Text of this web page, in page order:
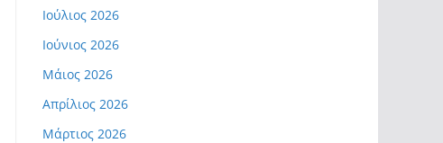
Ιούλιος 2026
Ιούνιος 2026
Μάιος 2026
Απρίλιος 2026
Μάρτιος 2026